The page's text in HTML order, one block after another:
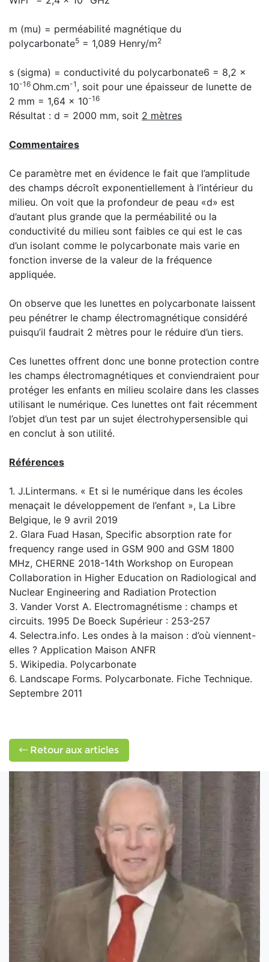
m (mu) = perméabilité magnétique du
polycarbonate5 = 1,089 Henry/m2
s (sigma) = conductivité du polycarbonate6 = 8,2 x
10-16 Ohm.cm-1 , soit pour une épaisseur de lunette de
2 mm = 1,64 x 10-16
Résultat : d = 2000 mm, soit 2 mètres
Commentaires
Ce paramètre met en évidence le fait que l’amplitude
des champs décroît exponentiellement à l’intérieur du
milieu. On voit que la profondeur de peau «d» est
d’autant plus grande que la perméabilité ou la
conductivité du milieu sont faibles ce qui est le cas
d’un isolant comme le polycarbonate mais varie en
fonction inverse de la valeur de la fréquence
appliquée.
On observe que les lunettes en polycarbonate laissent
peu pénétrer le champ électromagnétique considéré
puisqu’il faudrait 2 mètres pour le réduire d’un tiers.
Ces lunettes offrent donc une bonne protection contre
les champs électromagnétiques et conviendraient pour
protéger les enfants en milieu scolaire dans les classes
utilisant le numérique. Ces lunettes ont fait récemment
l’objet d’un test par un sujet électrohypersensible qui
en conclut à son utilité.
Références
1. J.Lintermans. « Et si le numérique dans les écoles
menaçait le développement de l’enfant », La Libre
Belgique, le 9 avril 2019
2. Glara Fuad Hasan, Specific absorption rate for
frequency range used in GSM 900 and GSM 1800
MHz, CHERNE 2018-14th Workshop on European
Collaboration in Higher Education on Radiological and
Nuclear Engineering and Radiation Protection
3. Vander Vorst A. Electromagnétisme : champs et
circuits. 1995 De Boeck Supérieur : 253-257
4. Selectra.info. Les ondes à la maison : d’où viennent-
elles ? Application Maison ANFR
5. Wikipedia. Polycarbonate
6. Landscape Forms. Polycarbonate. Fiche Technique.
Septembre 2011
Retour aux articles